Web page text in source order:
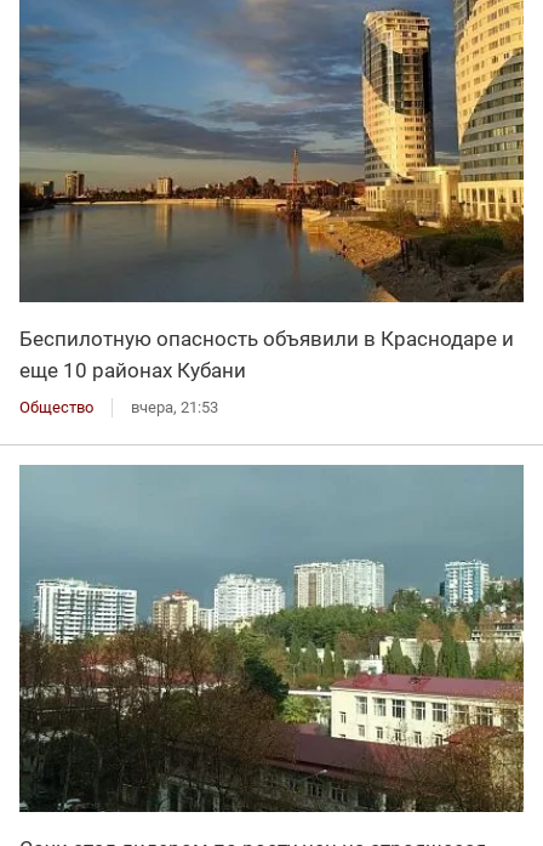
Беспилотную опасность объявили в Краснодаре и
еще 10 районах Кубани
Общество вчера, 21:53